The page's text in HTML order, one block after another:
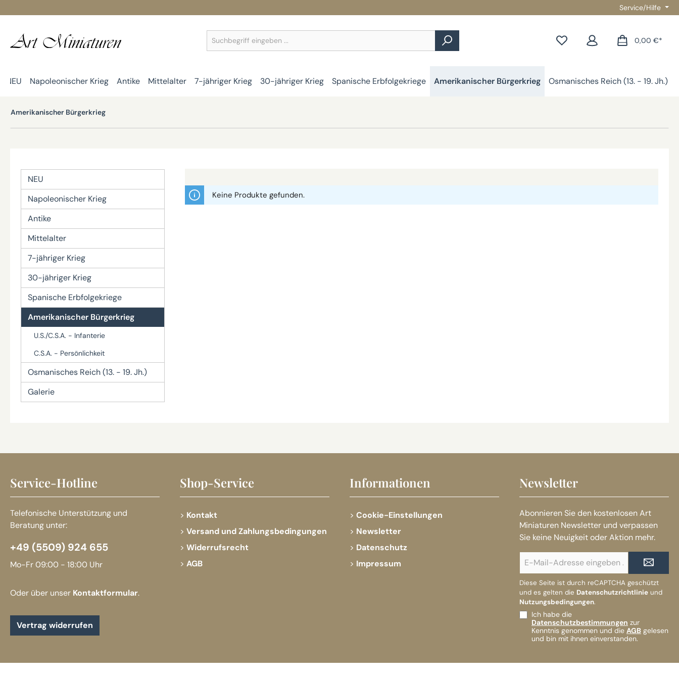
Service/Hilfe
0,00 €*
NEU Napoleonischer Krieg Antike Mittelalter 7-jähriger Krieg 30-jähriger Krieg Spanische Erbfolgekriege Amerikanischer Bürgerkrieg Osmanisches Reich (13. - 19. Jh.)
Amerikanischer Bürgerkrieg
NEU
Napoleonischer Krieg
Antike
Mittelalter
7-jähriger Krieg
30-jähriger Krieg
Spanische Erbfolgekriege
Amerikanischer Bürgerkrieg
U.S./C.S.A. - Infanterie
C.S.A. - Persönlichkeit
Osmanisches Reich (13. - 19. Jh.)
Galerie
Keine Produkte gefunden.
Service-Hotline
Telefonische Unterstützung und
Beratung unter:
+49 (5509) 924 655
Mo-Fr 09:00 - 18:00 Uhr
Oder über unser Kontaktformular.
Vertrag widerrufen
Shop-Service
Kontakt
Versand und Zahlungsbedingungen
Widerrufsrecht
AGB
Informationen
Cookie-Einstellungen
Newsletter
Datenschutz
Impressum
Newsletter
Abonnieren Sie den kostenlosen Art
Miniaturen Newsletter und verpassen
Sie keine Neuigkeit oder Aktion mehr.
Mail-
Adresse*
Diese Seite ist durch reCAPTCHA geschützt
und es gelten die Datenschutzrichtlinie und
Nutzungsbedingungen.
Ich habe die
Datenschutzbestimmungen zur
Kenntnis genommen und die AGB gelesen
und bin mit ihnen einverstanden.